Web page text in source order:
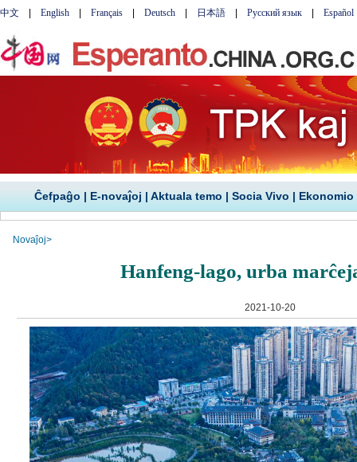
Ĉefpaĝo | E-novaĵoj | Aktuala temo | Socia Vivo | Ekonomio
Novaĵoj>
Hanfeng-lago, urba
2021-10-20